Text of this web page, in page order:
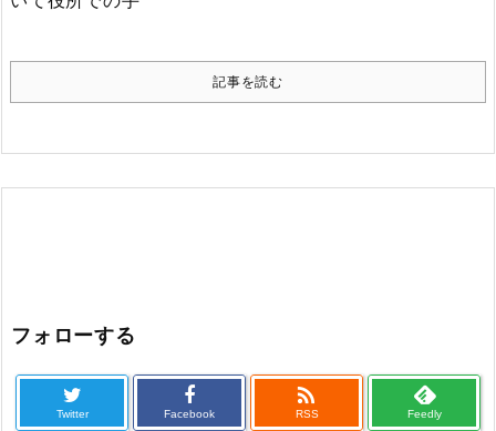
記事を読む
フォローする
Twitter Facebook

RSS Feedly